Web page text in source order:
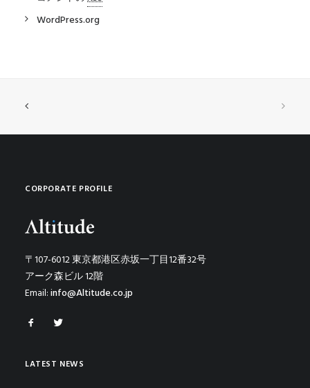
WordPress.org
CORPORATE PROFILE
〒107-6012 東京都港区赤坂一丁目12番32号
アーク森ビル 12階
Email:info@Altitude.co.jp
LATEST NEWS